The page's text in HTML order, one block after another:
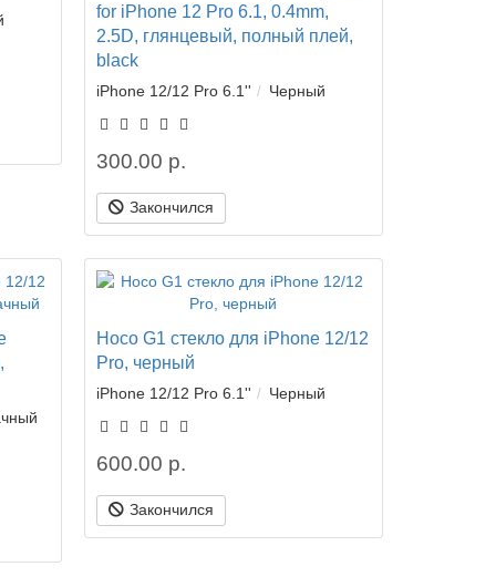
for iPhone 12 Pro 6.1, 0.4mm,
2.5D, глянцевый, полный плей,
black
iPhone 12/12 Pro 6.1'' Черный
300.00 р.
Закончился
Hoco G1 стекло для iPhone 12/12
Pro, черный
iPhone 12/12 Pro 6.1'' Черный
600.00 р.
Закончился